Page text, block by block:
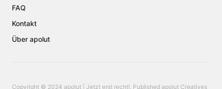
FAQ
Kontakt
Über apolut
Copyright © 2024 apolut | Jetzt erst recht!. Published apolut Creatives